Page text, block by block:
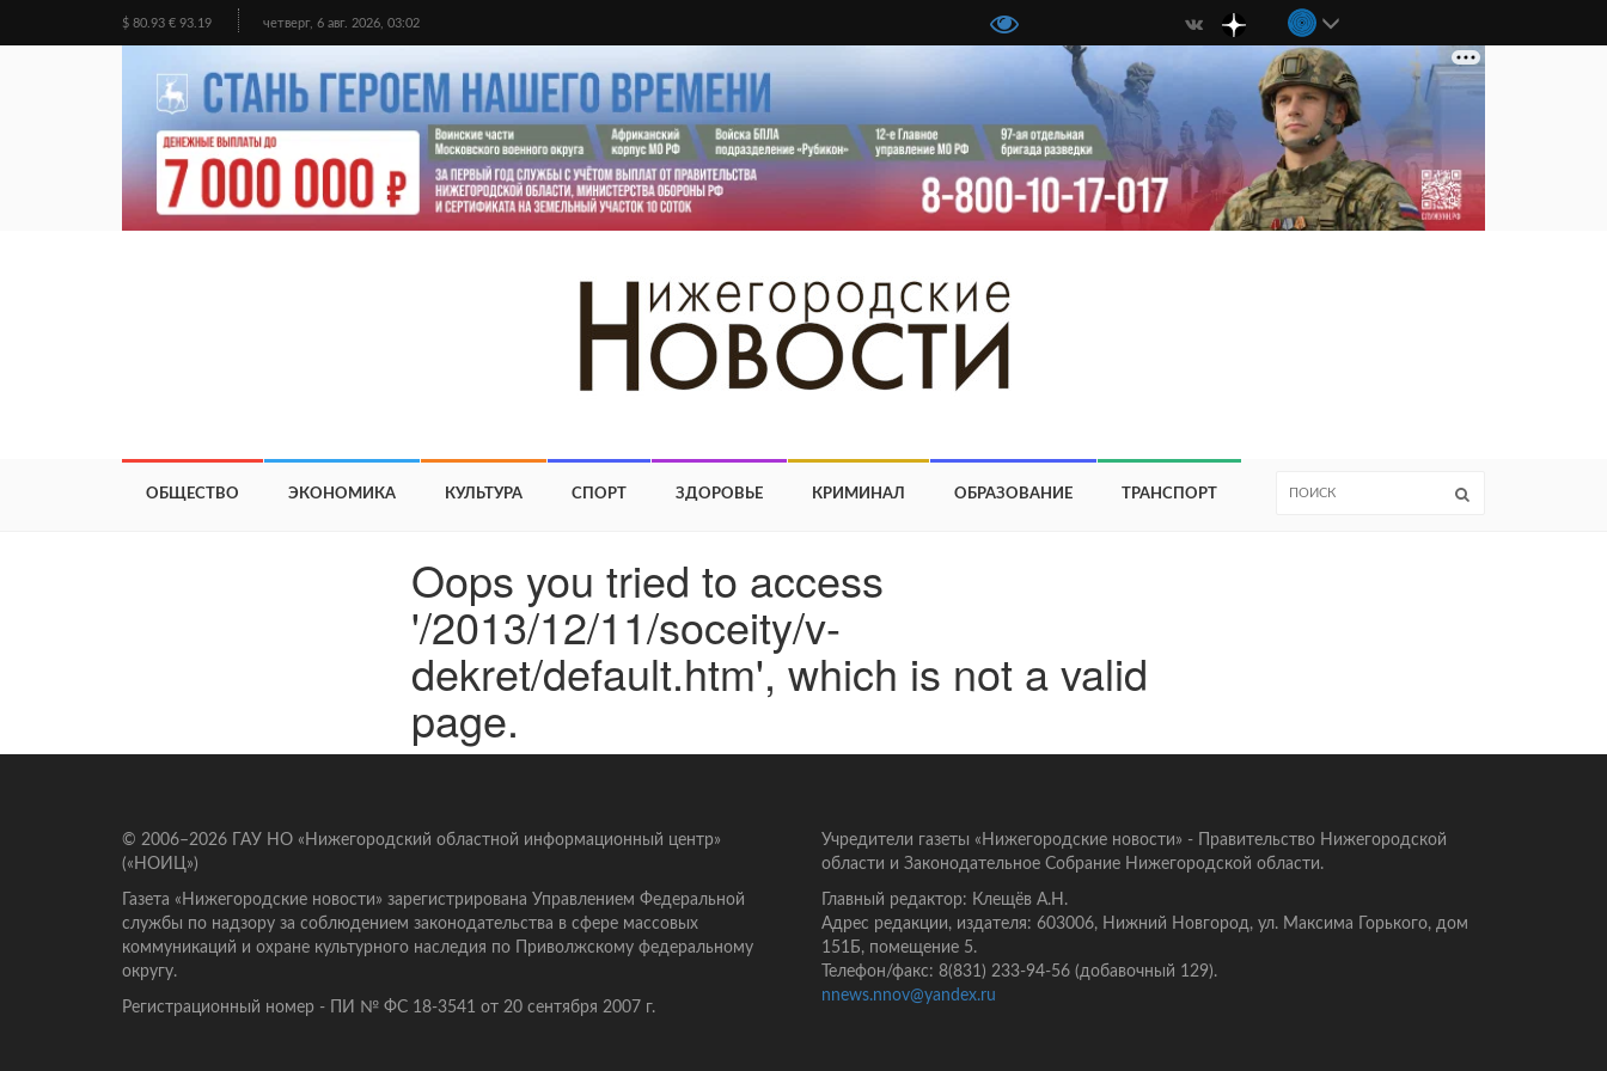
$ 80.93 € 93.19 четверг, 6 авг. 2026, 03:02
ОБЩЕСТВО ЭКОНОМИКА КУЛЬТУРА СПОРТ ЗДОРОВЬЕ КРИМИНАЛ ОБРАЗОВАНИЕ ТРАНСПОРТ
Oops you tried to access
'/2013/12/11/soceity/v-
dekret/default.htm', which is not a valid
page.
© 2006–2026 ГАУ НО «Нижегородский областной информационный центр»
(«НОИЦ»)
Газета «Нижегородские новости» зарегистрирована Управлением Федеральной
службы по надзору за соблюдением законодательства в сфере массовых
коммуникаций и охране культурного наследия по Приволжскому федеральному
округу.
Регистрационный номер - ПИ № ФС 18-3541 от 20 сентября 2007 г.
Учредители газеты «Нижегородские новости» - Правительство Нижегородской
области и Законодательное Собрание Нижегородской области.
Главный редактор: Клещёв А.Н.
Адрес редакции, издателя: 603006, Нижний Новгород, ул. Максима Горького, дом
151Б, помещение 5.
Телефон/факс: 8(831) 233-94-56 (добавочный 129).
nnews.nnov@yandex.ru